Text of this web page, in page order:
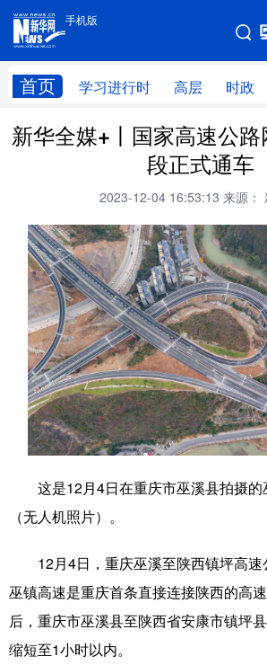
手机版
首页 学习进行时 高层 时政
手机版
网站地图
学习进行时 高层 时政
财经 网评
科技 科创 量子
文化 书画 健康
访谈 视频 图片
法律 中央文件 金融
食品 人居 信息化
学术中国 乡村振兴 银龄
彩票
文化产业
地方频道
新华全媒+丨国家高速公
段正式通车
2023-12-04 16:53:13 来源：
这是12月4日在重庆市巫溪县拍摄的
（无人机照片）。
12月4日，重庆巫溪至陕西镇坪高速
巫镇高速是重庆首条直接连接陕西的高
后，重庆市巫溪县至陕西省安康市镇坪
缩短至1小时以内。